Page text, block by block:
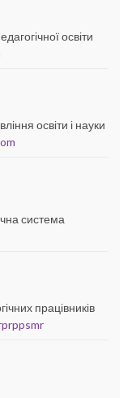
освіти
освіти і науки
система
працівників